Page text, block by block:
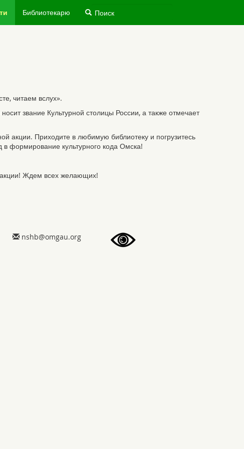
Библиотекарю
читаем вслух».
звание Культурной столицы России, а также отмечает
акции. Приходите в любимую библиотеку и погрузитесь
формирование культурного кода Омска!
акции! Ждем всех желающих!
gro.uagmo@bhsn